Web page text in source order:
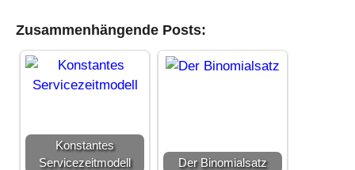
Zusammenhängende Posts:
Konstantes
Servicezeitmodell
Der Binomialsatz